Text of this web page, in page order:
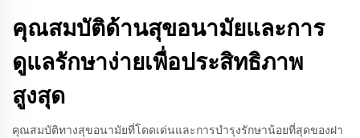
คุณสมบัติด้านสุขอนามัยและการ
ดูแลรักษาง่ายเพื่อประสิทธิภาพ
สูงสุด
คุณสมบัติทางสุขอนามัยที่โดดเด่นและการบำรุงรักษาน้อยที่สุดของฝา